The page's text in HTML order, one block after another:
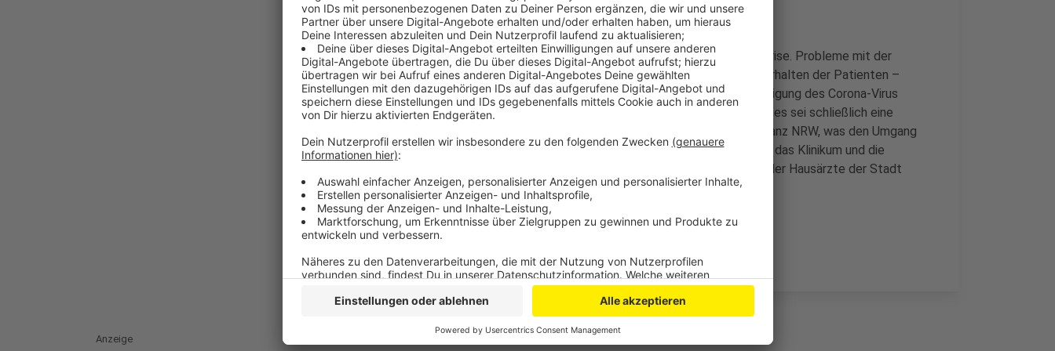
Er lobt das Leverkusener Gesundheitsamt in Zeiten der Corona-Krise. Probleme mit der
Organisation der Abstriche, mit der Praxisversorgung, mit dem Verhalten der Patienten –
unsere Nachbarstädte gehen teilweise am Stock, was die Bewältigung des Corona-Virus
angeht. Natürlich laufe auch in Leverkusen nicht immer alles rund, es sei schließlich eine
Krisensituation, so Travnik. Trotzdem hält er uns für Vorreiter in ganz NRW, was den Umgang
mit der Situation angeht. Das Gesundheitsamt und vor allem auch das Klinikum und die
Malteser würden einen herausragenden Job machen - im Namen der Hausärzte der Stadt
wolle er sich dafür ausdrücklich bedanken.
Anzeige
Anzeige